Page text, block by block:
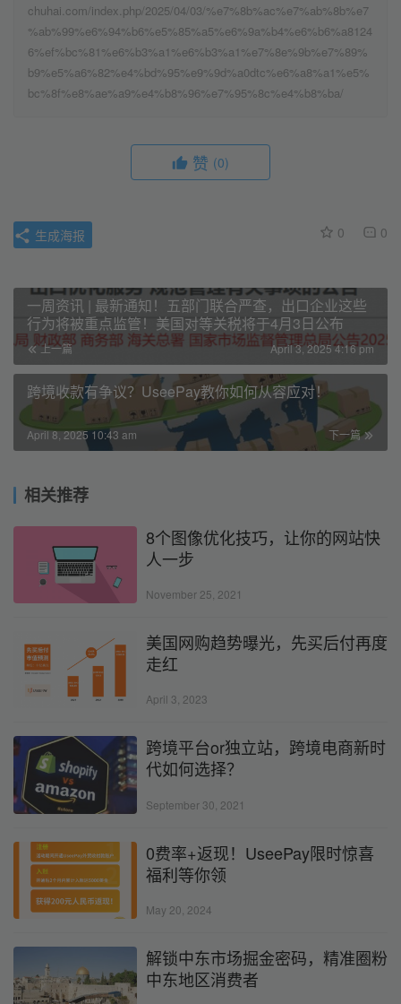
chuhai.com/index.php/2025/04/03/%e7%8b%ac%e7%ab%8b%e7
%ab%99%e6%94%b6%e5%85%a5%e6%9a%b4%e6%b6%a8124
6%ef%bc%81%e6%b3%a1%e6%b3%a1%e7%8e%9b%e7%89%
b9%e5%a6%82%e4%bd%95%e9%9d%a0dtc%e6%a8%a1%e5%
bc%8f%e8%ae%a9%e4%b8%96%e7%95%8c%e4%b8%ba/
赞 (0)
0 0
生成海报
一周资讯 | 最新通知！五部门联合严查，出口企业这些
行为将被重点监管！美国对等关税将于4月3日公布
上一篇 April 3, 2025 4:16 pm
跨境收款有争议？UseePay教你如何从容应对！
下一篇
April 8, 2025 10:43 am
相关推荐
8个图像优化技巧，让你的网站快
人一步
November 25, 2021
美国网购趋势曝光，先买后付再度
走红
April 3, 2023
跨境平台or独立站，跨境电商新时
代如何选择？
September 30, 2021
0费率+返现！UseePay限时惊喜
福利等你领
May 20, 2024
解锁中东市场掘金密码，精准圈粉
中东地区消费者